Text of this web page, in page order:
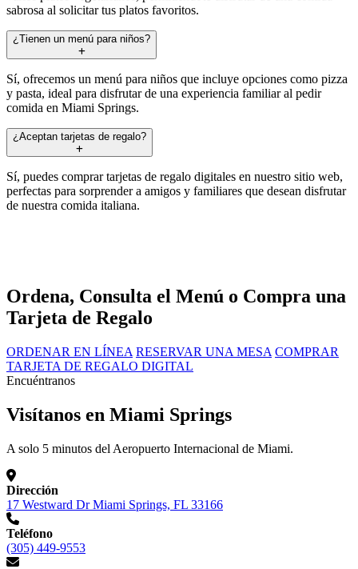
sabrosa al solicitar tus platos favoritos.
¿Tienen un menú para niños?
Sí, ofrecemos un menú para niños que incluye opciones como pizza
y pasta, ideal para disfrutar de una experiencia familiar al pedir
comida en Miami Springs.
¿Aceptan tarjetas de regalo?
Sí, puedes comprar tarjetas de regalo digitales en nuestro sitio web,
perfectas para sorprender a amigos y familiares que desean disfrutar
de nuestra comida italiana.
Ordena, Consulta el Menú o Compra una
Tarjeta de Regalo
ORDENAR EN LÍNEA RESERVAR UNA MESA COMPRAR
TARJETA DE REGALO DIGITAL
Encuéntranos
Visítanos en Miami Springs
A solo 5 minutos del Aeropuerto Internacional de Miami.
Dirección
17 Westward Dr Miami Springs, FL 33166
Teléfono
(305) 449-9553